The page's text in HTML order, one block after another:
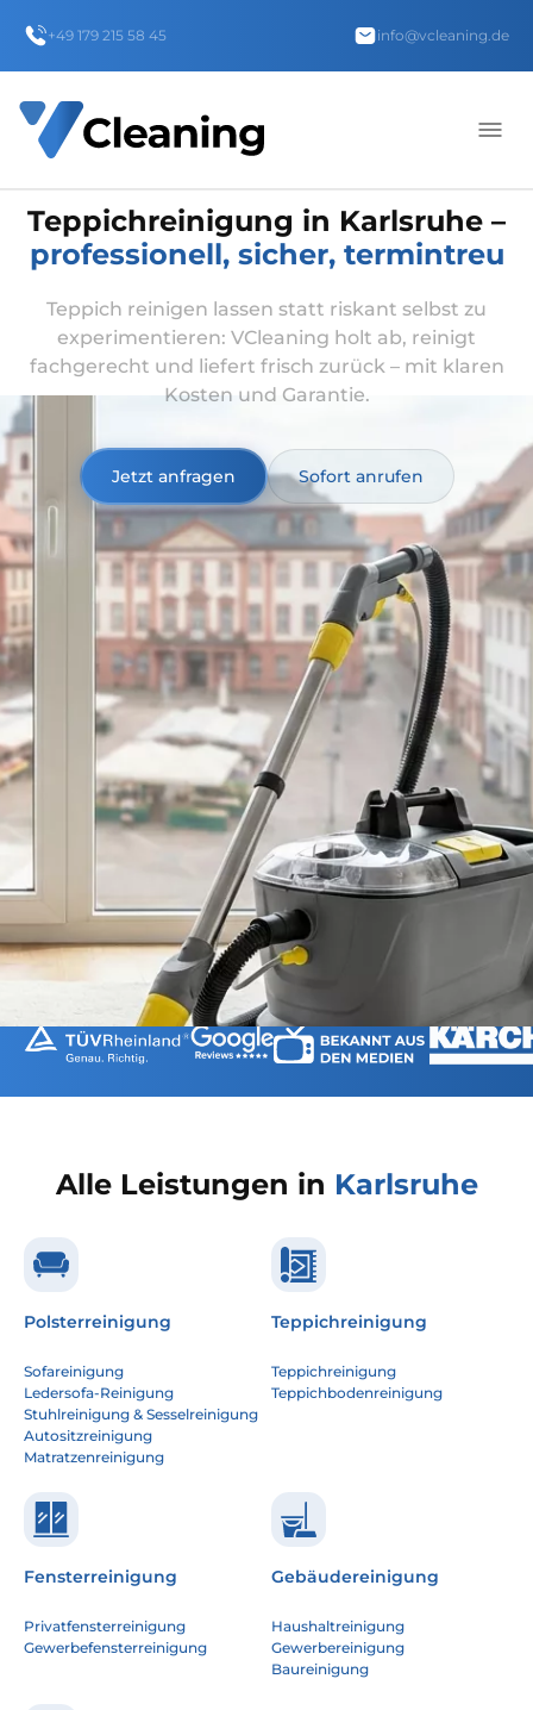
+49 179 215 58 45 info@vcleaning.de
Teppichreinigung in Karlsruhe –
professionell, sicher, termintreu
Teppich reinigen lassen statt riskant selbst zu
experimentieren: VCleaning holt ab, reinigt
fachgerecht und liefert frisch zurück – mit klaren
Kosten und Garantie.
Jetzt anfragen Sofort anrufen
Alle Leistungen in Karlsruhe
Polsterreinigung
Sofareinigung
Ledersofa-Reinigung
Stuhlreinigung & Sesselreinigung
Autositzreinigung
Matratzenreinigung
Teppichreinigung
Teppichreinigung
Teppichbodenreinigung
Fensterreinigung
Privatfensterreinigung
Gewerbefensterreinigung
Gebäudereinigung
Haushaltreinigung
Gewerbereinigung
Baureinigung